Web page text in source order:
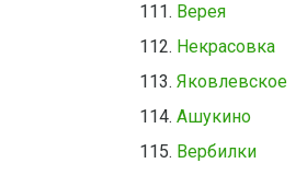
Верея
Некрасовка
Яковлевское
Ашукино
Вербилки